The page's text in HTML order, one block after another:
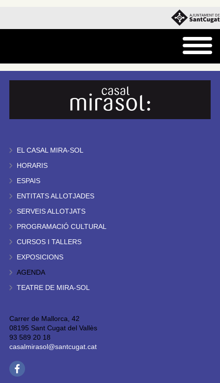
EL CASAL MIRA-SOL
HORARIS
ESPAIS
ENTITATS ALLOTJADES
SERVEIS ALLOTJATS
PROGRAMACIÓ CULTURAL
CURSOS I TALLERS
EXPOSICIONS
AGENDA
TEATRE DE MIRA-SOL
Carrer de Mallorca, 42
08195 Sant Cugat del Vallès
93 589 20 18
casalmirasol@santcugat.cat